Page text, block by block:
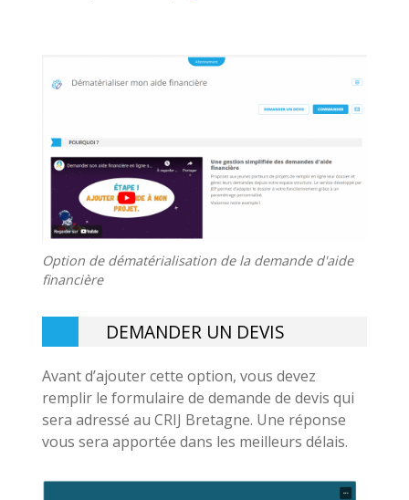
Option de dématérialisation de la demande d'aide
financière
DEMANDER UN DEVIS
Avant d’ajouter cette option, vous devez
remplir le formulaire de demande de devis qui
sera adressé au CRIJ Bretagne. Une réponse
vous sera apportée dans les meilleurs délais.